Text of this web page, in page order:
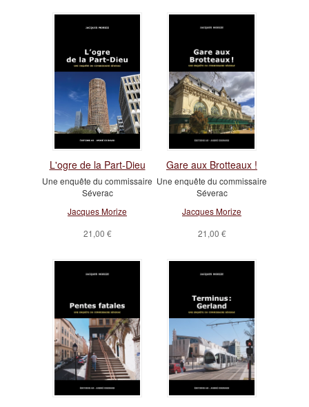
L'ogre de la Part-Dieu
Une enquête du commissaire
Séverac
Jacques Morize
21,00 €
Gare aux Brotteaux !
Une enquête du commissaire
Séverac
Jacques Morize
21,00 €